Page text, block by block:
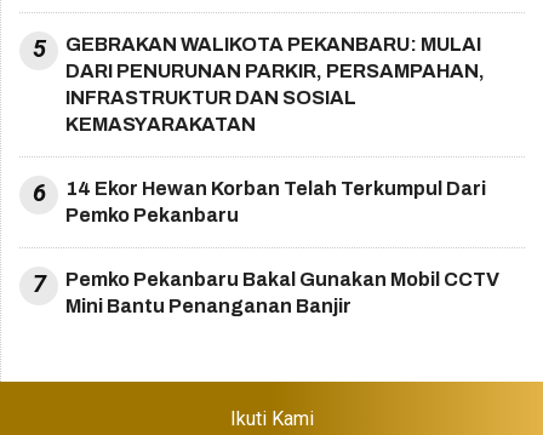
5
GEBRAKAN WALIKOTA PEKANBARU: MULAI
DARI PENURUNAN PARKIR, PERSAMPAHAN,
INFRASTRUKTUR DAN SOSIAL
KEMASYARAKATAN
6
14 Ekor Hewan Korban Telah Terkumpul Dari
Pemko Pekanbaru
7
Pemko Pekanbaru Bakal Gunakan Mobil CCTV
Mini Bantu Penanganan Banjir
Ikuti Kami